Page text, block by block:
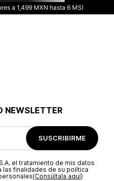
a 1,499 MXN hasta 6 MSI
NEWSLETTER
SUSCRIBIRME
el tratamiento de mis datos
finalidades de su política
(Consúltala aquí)